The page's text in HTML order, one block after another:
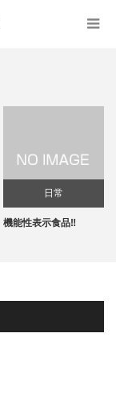
日常
機能性表示食品‼️